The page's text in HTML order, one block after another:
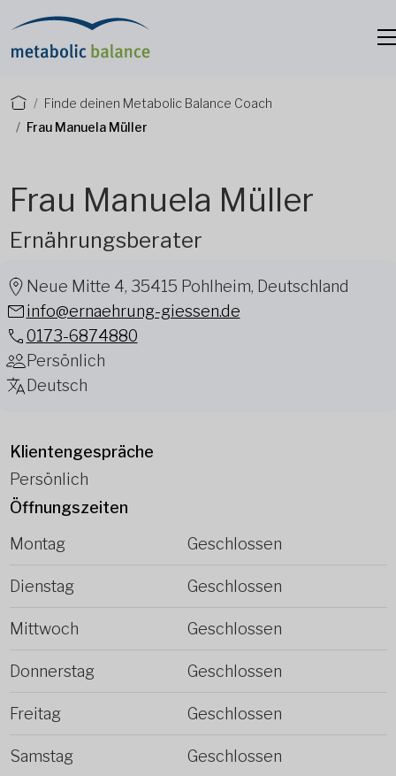
Finde deinen Metabolic Balance Coach
Frau Manuela Müller
Frau Manuela Müller
Ernährungsberater
Neue Mitte 4, 35415 Pohlheim, Deutschland
info@ernaehrung-giessen.de
0173-6874880
Persönlich
Deutsch
Klientengespräche
Persönlich
Öffnungszeiten
Montag
Geschlossen
Dienstag Geschlossen
Mittwoch Geschlossen
Donnerstag Geschlossen
Freitag Geschlossen
Samstag Geschlossen